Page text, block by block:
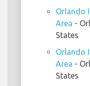
Orlando
Area -
States
Orlando
Area -
States